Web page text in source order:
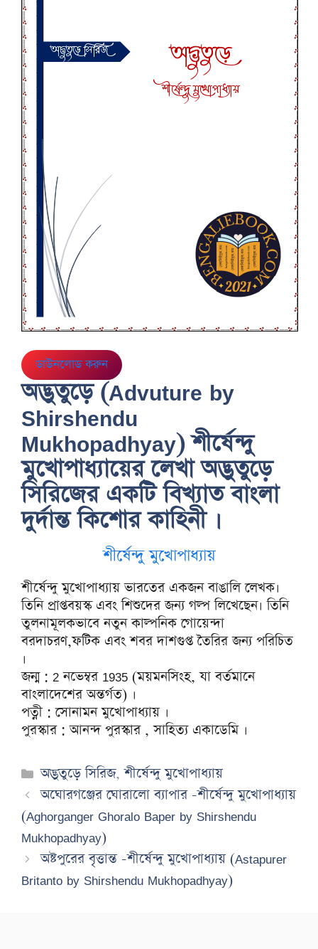
ডাউনলোড করুন
অদ্ভুতুড়ে (Advuture by
Shirshendu
Mukhopadhyay) শীর্ষেন্দু
মুখোপাধ্যায়ের লেখা অদ্ভুতুড়ে
সিরিজের একটি বিখ্যাত বাংলা
দুর্দান্ত কিশোর কাহিনী ।
শীর্ষেন্দু মুখোপাধ্যায়
শীর্ষেন্দু মুখোপাধ্যায় ভারতের একজন বাঙালি লেখক।
তিনি প্রাপ্তবয়স্ক এবং শিশুদের জন্য গল্প লিখেছেন। তিনি
তুলনামূলকভাবে নতুন কাল্পনিক গোয়েন্দা
বরদাচরণ,ফটিক এবং শবর দাশগুপ্ত তৈরির জন্য পরিচিত
।
জন্ম : 2 নভেম্বর 1935 (ময়মনসিংহ, যা বর্তমানে
বাংলাদেশের অন্তর্গত) ।
পত্নী : সোনামন মুখোপাধ্যায় ।
পুরস্কার : আনন্দ পুরস্কার , সাহিত্য একাডেমি ।
Categories
অদ্ভুতুড়ে সিরিজ,শীর্ষেন্দু মুখোপাধ্যায়
অঘোরগঞ্জের ঘোরালো ব্যাপার -শীর্ষেন্দু মুখোপাধ্যায়
(Aghorganger Ghoralo Baper by Shirshendu
Mukhopadhyay)
অষ্টপুরের বৃত্তান্ত -শীর্ষেন্দু মুখোপাধ্যায় (Astapurer
Britanto by Shirshendu Mukhopadhyay)